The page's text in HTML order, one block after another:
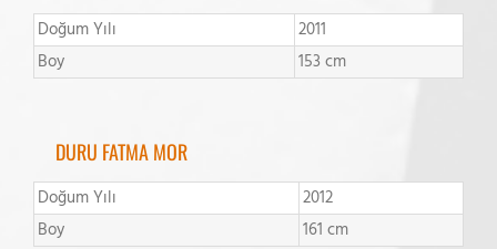
Doğum Yılı
2011
Boy
153 cm
DURU FATMA MOR
Doğum Yılı
2012
Boy
161 cm